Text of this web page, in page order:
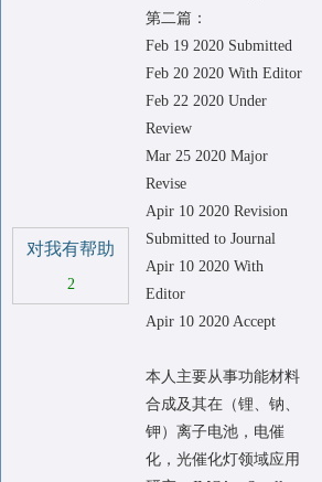
对我有帮助
2
第二篇：
Feb 19 2020 Submitted
Feb 20 2020 With Editor
Feb 22 2020 Under
Review
Mar 25 2020 Major
Revise
Apir 10 2020 Revision
Submitted to Journal
Apir 10 2020 With
Editor
Apir 10 2020 Accept
本人主要从事功能材料
合成及其在（锂、钠、
钾）离子电池，电催
化，光催化灯领域应用